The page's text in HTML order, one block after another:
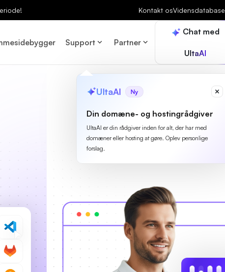
Kontakt osVidensdatabase
Support Partner
Chat med
UltaAI
UltaAI Ny
Din domæne- og hostingrådgiver
UltaAI er din rådgiver inden for alt, der har med
domæner eller hosting at gøre. Oplev personlige
forslag.